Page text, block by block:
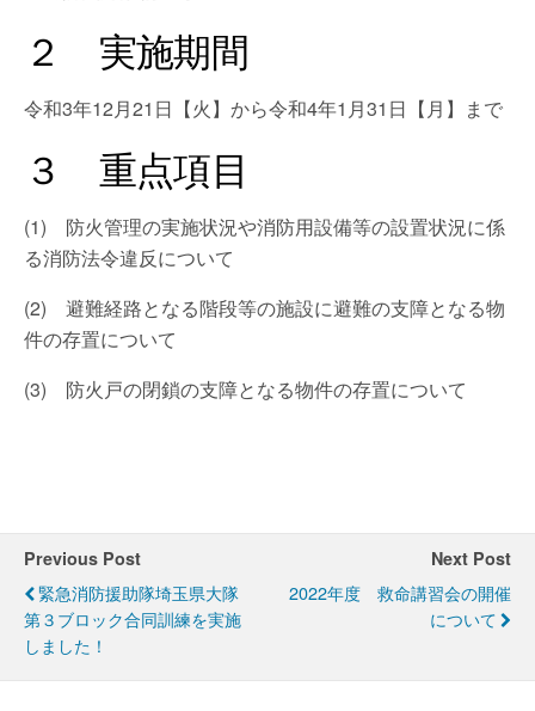
２ 実施期間
令和3年12月21日【火】から令和4年1月31日【月】まで
３ 重点項目
(1) 防火管理の実施状況や消防用設備等の設置状況に係
る消防法令違反について
(2) 避難経路となる階段等の施設に避難の支障となる物
件の存置について
(3) 防火戸の閉鎖の支障となる物件の存置について
Previous Post
緊急消防援助隊埼玉県大隊
第３ブロック合同訓練を実施
しました！
Next Post
2022年度 救命講習会の開催
について